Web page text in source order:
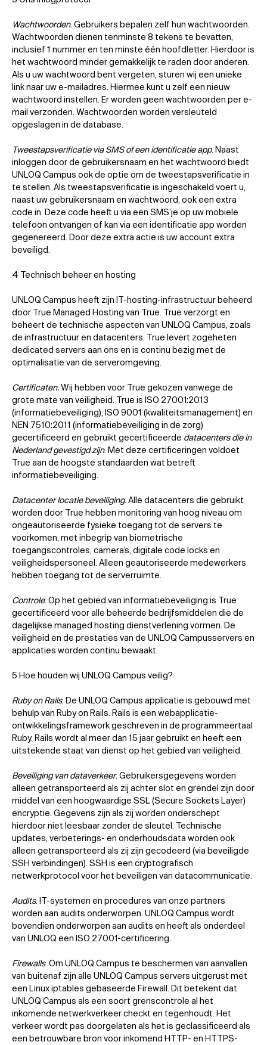
Wachtwoorden. Gebruikers bepalen zelf hun wachtwoorden.
Wachtwoorden dienen tenminste 8 tekens te bevatten,
inclusief 1 nummer en ten minste één hoofdletter. Hierdoor is
het wachtwoord minder gemakkelijk te raden door anderen.
Als u uw wachtwoord bent vergeten, sturen wij een unieke
link naar uw e-mailadres. Hiermee kunt u zelf een nieuw
wachtwoord instellen. Er worden geen wachtwoorden per e-
mail verzonden. Wachtwoorden worden versleuteld
opgeslagen in de database.
Tweestapsverificatie via SMS of een identificatie app. Naast
inloggen door de gebruikersnaam en het wachtwoord biedt
UNLOQ Campus ook de optie om de tweestapsverificatie in
te stellen. Als tweestapsverificatie is ingeschakeld voert u,
naast uw gebruikersnaam en wachtwoord, ook een extra
code in. Deze code heeft u via een SMS’je op uw mobiele
telefoon ontvangen of kan via een identificatie app worden
gegenereerd. Door deze extra actie is uw account extra
beveiligd.
4 Technisch beheer en hosting
UNLOQ Campus heeft zijn IT-hosting-infrastructuur beheerd
door True Managed Hosting van True. True verzorgt en
beheert de technische aspecten van UNLOQ Campus, zoals
de infrastructuur en datacenters. True levert zogeheten
dedicated servers aan ons en is continu bezig met de
optimalisatie van de serveromgeving.
Certificaten.Wij hebben voor True gekozen vanwege de
grote mate van veiligheid. True is ISO 27001:2013
(informatiebeveiliging), ISO 9001 (kwaliteitsmanagement) en
NEN 7510:2011 (informatiebeveiliging in de zorg)
gecertificeerd en gebruikt gecertificeerde datacenters die in
Nederland gevestigd zijn. Met deze certificeringen voldoet
True aan de hoogste standaarden wat betreft
informatiebeveiliging.
Datacenter locatie beveiliging. Alle datacenters die gebruikt
worden door True hebben monitoring van hoog niveau om
ongeautoriseerde fysieke toegang tot de servers te
voorkomen, met inbegrip van biometrische
toegangscontroles, camera’s, digitale code locks en
veiligheidspersoneel. Alleen geautoriseerde medewerkers
hebben toegang tot de serverruimte.
Controle. Op het gebied van informatiebeveiliging is True
gecertificeerd voor alle beheerde bedrijfsmiddelen die de
dagelijkse managed hosting dienstverlening vormen. De
veiligheid en de prestaties van de UNLOQ Campusservers en
applicaties worden continu bewaakt.
5 Hoe houden wij UNLOQ Campus veilig?
Ruby on Rails. De UNLOQ Campus applicatie is gebouwd met
behulp van Ruby on Rails. Rails is een webapplicatie-
ontwikkelingsframework geschreven in de programmeertaal
Ruby. Rails wordt al meer dan 15 jaar gebruikt en heeft een
uitstekende staat van dienst op het gebied van veiligheid.
Beveiliging van dataverkeer. Gebruikersgegevens worden
alleen getransporteerd als zij achter slot en grendel zijn door
middel van een hoogwaardige SSL (Secure Sockets Layer)
encryptie. Gegevens zijn als zij worden onderschept
hierdoor niet leesbaar zonder de sleutel. Technische
updates, verbeterings- en onderhoudsdata worden ook
alleen getransporteerd als zij zijn gecodeerd (via beveiligde
SSH verbindingen). SSH is een cryptografisch
netwerkprotocol voor het beveiligen van datacommunicatie.
Audits. IT-systemen en procedures van onze partners
worden aan audits onderworpen. UNLOQ Campus wordt
bovendien onderworpen aan audits en heeft als onderdeel
van UNLOQ een ISO 27001-certificering.
Firewalls. Om UNLOQ Campus te beschermen van aanvallen
van buitenaf zijn alle UNLOQ Campus servers uitgerust met
een Linux iptables gebaseerde Firewall. Dit betekent dat
UNLOQ Campus als een soort grenscontrole al het
inkomende netwerkverkeer checkt en tegenhoudt. Het
verkeer wordt pas doorgelaten als het is geclassificeerd als
een betrouwbare bron voor inkomend HTTP- en HTTPS-